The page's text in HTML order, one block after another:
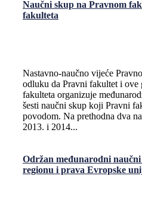
Naučni skup na Pravnom
fakulteta
Nastavno-naučno vijeće
odluku da Pravni fakultet i ove
fakulteta organizuje
šesti naučni skup koji Pravni
povodom. Na prethodna dva
2013. i 2014...
Održan međunarodni
regionu i prava Evropske